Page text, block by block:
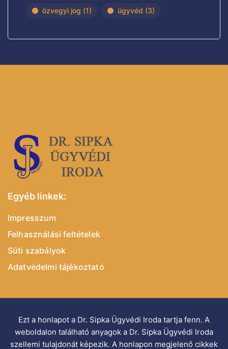
özvegyi jog (1) ügyvéd (3)
Egyéb linkek:
Impresszum
Felhasználási feltételek
Süti szabályok
Adatvédelmi tájékoztató
Ezt a honlapot a Dr. Sipka Ügyvédi Iroda tartja fenn. A
weboldalon található anyagok a Dr. Sipka Ügyvédi Iroda
szellemi tulajdonát képezik. A honlapon megjelenő cikkek